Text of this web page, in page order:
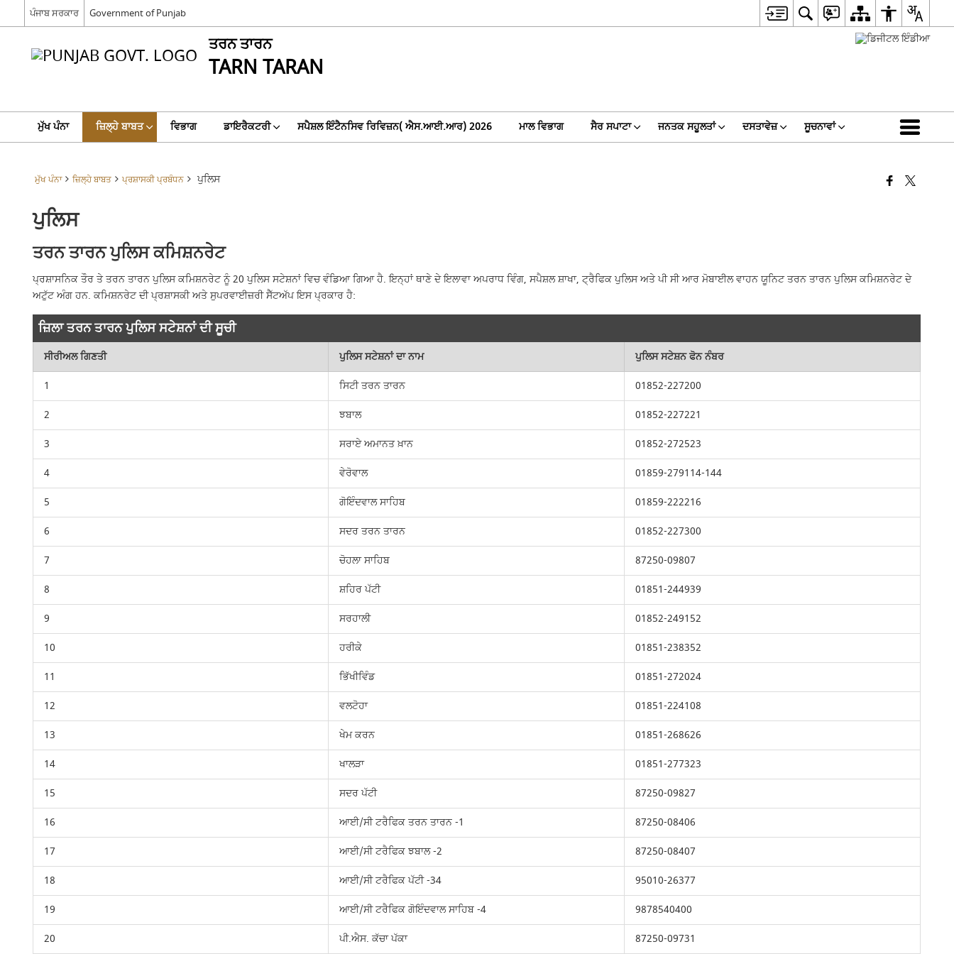
ਪੰਜਾਬ ਸਰਕਾਰ Government of Punjab
ਤਰਨ ਤਾਰਨ
TARN TARAN
ਮੁੱਖ ਪੰਨਾ ਜ਼ਿਲ੍ਹੇ ਬਾਬਤ ਵਿਭਾਗ ਡਾਇਰੈਕਟਰੀ ਸਪੈਸ਼ਲ ਇੰਟੈਨਸਿਵ ਰਿਵਿਜ਼ਨ( ਐਸ.ਆਈ.ਆਰ) 2026 ਮਾਲ ਵਿਭਾਗ ਸੈਰ ਸਪਾਟਾ ਜਨਤਕ ਸਹੂਲਤਾਂ ਦਸਤਾਵੇਜ਼ ਸੂਚਨਾਵਾਂ
ਮੁੱਖ ਪੰਨਾ ਜ਼ਿਲ੍ਹੇ ਬਾਬਤ ਪ੍ਰਸ਼ਾਸਕੀ ਪ੍ਰਬੰਧਨ ਪੁਲਿਸ
ਪੁਲਿਸ
ਤਰਨ ਤਾਰਨ ਪੁਲਿਸ ਕਮਿਸ਼ਨਰੇਟ
ਪ੍ਰਸ਼ਾਸਨਿਕ ਤੌਰ ਤੇ ਤਰਨ ਤਾਰਨ ਪੁਲਿਸ ਕਮਿਸ਼ਨਰੇਟ ਨੂੰ 20 ਪੁਲਿਸ ਸਟੇਸ਼ਨਾਂ ਵਿਚ ਵੰਡਿਆ ਗਿਆ ਹੈ. ਇਨ੍ਹਾਂ ਥਾਣੇ ਦੇ ਇਲਾਵਾ ਅਪਰਾਧ ਵਿੰਗ, ਸਪੈਸ਼ਲ ਸ਼ਾਖਾ, ਟ੍ਰੈਫਿਕ ਪੁਲਿਸ ਅਤੇ ਪੀ ਸੀ ਆਰ ਮੋਬਾਈਲ ਵਾਹਨ ਯੂਨਿਟ ਤਰਨ ਤਾਰਨ ਪੁਲਿਸ ਕਮਿਸ਼ਨਰੇਟ ਦੇ
ਅਟੁੱਟ ਅੰਗ ਹਨ. ਕਮਿਸ਼ਨਰੇਟ ਦੀ ਪ੍ਰਸ਼ਾਸਕੀ ਅਤੇ ਸੁਪਰਵਾਈਜ਼ਰੀ ਸੈੱਟਅੱਪ ਇਸ ਪ੍ਰਕਾਰ ਹੈ:
ਜ਼ਿਲਾ ਤਰਨ ਤਾਰਨ ਪੁਲਿਸ ਸਟੇਸ਼ਨਾਂ ਦੀ ਸੂਚੀ
ਸੀਰੀਅਲ ਗਿਣਤੀ ਪੁਲਿਸ ਸਟੇਸ਼ਨਾਂ ਦਾ ਨਾਮ
ਪੁਲਿਸ ਸਟੇਸ਼ਨ ਫੋਨ ਨੰਬਰ
1
ਸਿਟੀ ਤਰਨ ਤਾਰਨ
01852-227200
2
ਝਬਾਲ
01852-227221
3
ਸਰਾਏ ਅਮਾਨਤ ਖ਼ਾਨ
01852-272523
4
ਵੇਰੋਵਾਲ
01859-279114-144
5
ਗੋਇੰਦਵਾਲ ਸਾਹਿਬ
01859-222216
6
ਸਦਰ ਤਰਨ ਤਾਰਨ
01852-227300
7
ਚੋਹਲਾ ਸਾਹਿਬ
87250-09807
8
ਸ਼ਹਿਰ ਪੱਟੀ
01851-244939
9
ਸਰਹਾਲੀ
01852-249152
10
ਹਰੀਕੇ
01851-238352
11
ਭਿੱਖੀਵਿੰਡ
01851-272024
12
ਵਲਟੋਹਾ
01851-224108
13
ਖੇਮ ਕਰਨ
01851-268626
14
ਖਾਲੜਾ
01851-277323
15
ਸਦਰ ਪੱਟੀ
87250-09827
16
ਆਈ/ਸੀ ਟਰੈਫਿਕ ਤਰਨ ਤਾਰਨ -1
87250-08406
17
ਆਈ/ਸੀ ਟਰੈਫਿਕ ਝਬਾਲ -2
87250-08407
18
ਆਈ/ਸੀ ਟਰੈਫਿਕ ਪੱਟੀ -34
95010-26377
19
ਆਈ/ਸੀ ਟਰੈਫਿਕ ਗੋਇੰਦਵਾਲ ਸਾਹਿਬ -4
9878540400
20
ਪੀ.ਐਸ. ਕੱਚਾ ਪੱਕਾ 87250-09731